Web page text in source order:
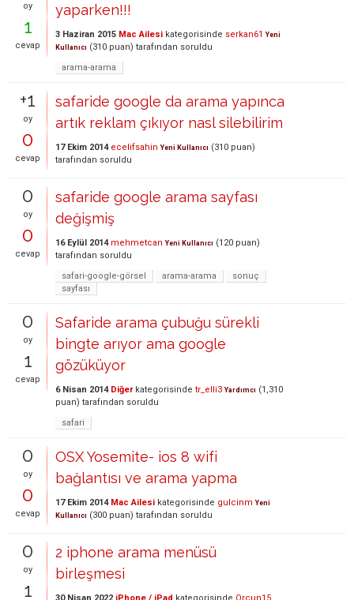
oy
1
cevap
yaparken!!!
3 Haziran 2015 Mac Ailesi kategorisinde serkan61 Yeni
Kullanıcı (310 puan) tarafından soruldu
arama-arama
+1
oy
0
cevap
safaride google da arama yapınca
artık reklam çıkıyor nasl silebilirim
17 Ekim 2014 ecelifsahin Yeni Kullanıcı (310 puan)
tarafından soruldu
0
oy
0
cevap
safaride google arama sayfası
değişmiş
16 Eylül 2014 mehmetcan Yeni Kullanıcı (120 puan)
tarafından soruldu
safari-google-görsel
arama-arama
sonuç
sayfası
0
oy
1
cevap
Safaride arama çubuğu sürekli
bingte arıyor ama google
gözüküyor
6 Nisan 2014 Diğerkategorisinde tr_elli3 Yardımcı (1,310
puan) tarafından soruldu
safari
0
oy
0
cevap
OSX Yosemite- ios 8 wifi
bağlantısı ve arama yapma
17 Ekim 2014 Mac Ailesi kategorisinde gulcinm Yeni
Kullanıcı (300 puan) tarafından soruldu
0
oy
1
2 iphone arama menüsü
birleşmesi